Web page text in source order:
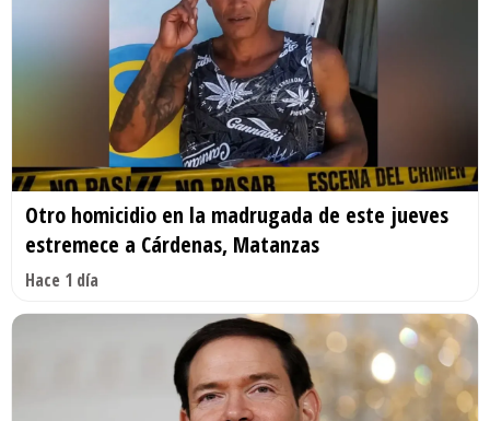
Otro homicidio en la madrugada de este jueves
estremece a Cárdenas, Matanzas
Hace 1 día